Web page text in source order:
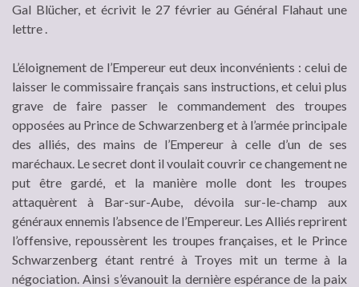
Gal Blücher, et écrivit le 27 février au Général Flahaut une
lettre .
L’éloignement de l’Empereur eut deux inconvénients : celui de
laisser le commissaire français sans instructions, et celui plus
grave de faire passer le commandement des troupes
opposées au Prince de Schwarzenberg et à l’armée principale
des alliés, des mains de l’Empereur à celle d’un de ses
maréchaux. Le secret dont il voulait couvrir ce changement ne
put être gardé, et la manière molle dont les troupes
attaquèrent à Bar-sur-Aube, dévoila sur-le-champ aux
généraux ennemis l’absence de l’Empereur. Les Alliés reprirent
l’offensive, repoussèrent les troupes françaises, et le Prince
Schwarzenberg étant rentré à Troyes mit un terme à la
négociation. Ainsi s’évanouit la dernière espérance de la paix